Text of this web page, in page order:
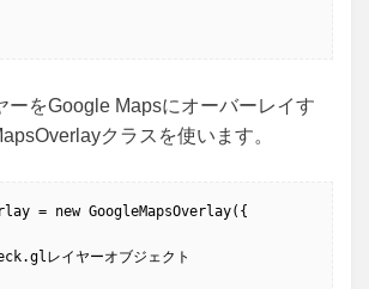
ーをGoogle Mapsにオーバーレイす
クラスを使います。
= new GoogleMapsOverlay({